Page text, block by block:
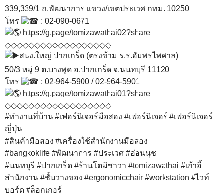
339,339/1 ถ.พัฒนาการ แขวง/เขตประเวศ กทม. 10250
โทร
: 02-090-0671
https://g.page/tomizawathai02?share
◇◇◇◇◇◇◇◇◇◇◇◇◇◇◇◇◇◇
สนง.ใหญ่ ปากเกร็ด (ตรงข้าม ร.ร.อัมพรไพศาล)
50/3 หมู่ 9 ต.บางพูด อ.ปากเกร็ด จ.นนทบุรี 11120
โทร
: 02-964-5900 / 02-964-5901
https://g.page/tomizawathai01?share
◇◇◇◇◇◇◇◇◇◇◇◇◇◇◇◇◇◇
#ทำงานที่บ้าน #เฟอร์นิเจอร์มือสอง #เฟอร์นิเจอร์ #เฟอร์นิเจอร์
ญี่ปุ่น
#สินค้ามือสอง #เครื่องใช้สำนักงานมือสอง
#bangkoklife #พัฒนาการ #ประเวศ #อ่อนนุช
#นนทบุรี #ปากเกร็ด #ร้านโตมิซาวา #tomizawathai #เก้าอี้
สำนักงาน #ชั้นวางของ #ergonomicchair #workstation #ไวท์
บอร์ด #ล็อกเกอร์